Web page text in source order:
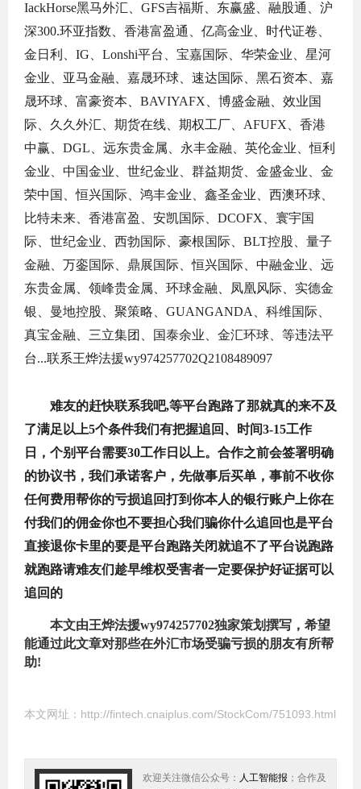
IackHorse黑马外汇、GFS吉福斯、东赢盛、融股通、沪
深300.环亚指数、香港富盈通、亿高金业、时代证卷、
金日利、IG、Lonshi平台、宝嘉国际、华荣金业、星河
金业、亚马金融、嘉晟环球、速达国际、黑石资本、嘉
晟环球、富豪资本、BAVIYAFX、博盛金融、效业国
际、久久外汇、期货在线、期权工厂、AFUFX、香港
中赢、DGL、远东贵金属、永丰金融、英伦金业、恒利
金业、中国金业、世纪金业、群益期货、金盛金业、金
荣中国、恒兴国际、鸿丰金业、鑫圣金业、西澳环球、
比特未来、香港富盈、安凯国际、DCOFX、寰宇国
际、世纪金业、西勃国际、豪根国际、BLT控股、量子
金融、万銮国际、鼎展国际、恒兴国际、中融金业、远
东贵金属、领峰贵金属、环球金融、凤凰风际、实德金
银、曼地控股、聚策略、GUANGANDA、科维国际、
真宝金融、三立集团、国泰余业、金汇环球、等违法平
台...联系王烨法援wy974257702Q2108489097
难友的赶快联系我吧,等平台跑路了那就真的来不及
了满足以上5个条件我们有把握追回、时间3-15工作
日，个别平台需要30工作日以上。合作之前会签署明确
的协议书，我们承诺客户，先做事后买单，事前不收你
任何费用帮你的亏损追回打到你本人的银行账户上你在
付我们的佣金你也不要担心我们骗你什么追回也是平台
直接退你卡里的要是平台跑路关闭就追不了平台说跑路
就跑路请难友们趁早维权受害者一定要保护好证据可以
追回的
本文由王烨法援wy974257702独家策划撰写，希望
能通过此文章对那些在外汇市场受骗亏损的朋友有所帮
助!
本文网址： http://fintech.cnaiplus.com/StockCom/751093.html
欢迎关注微信公众号： 人工智能报 ；合作及